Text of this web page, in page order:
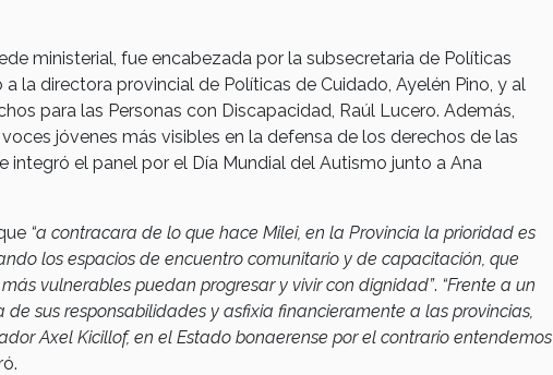
ministerial, fue encabezada por la subsecretaria de Políticas
a la directora provincial de Políticas de Cuidado, Ayelén Pino, y al
para las Personas con Discapacidad, Raúl Lucero. Además,
jóvenes más visibles en la defensa de los derechos de las
integró el panel por el Día Mundial del Autismo junto a Ana
“a contracara de lo que hace Milei, en la Provincia la prioridad es
los espacios de encuentro comunitario y de capacitación, que
vulnerables puedan progresar y vivir con dignidad”. “Frente a un
sus responsabilidades y asfixia financieramente a las provincias,
Axel Kicillof, en el Estado bonaerense por el contrario entendemos